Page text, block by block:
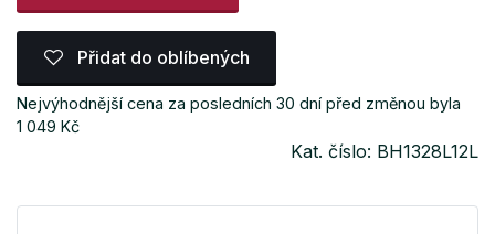
Přidat do oblíbených
Nejvýhodnější cena za posledních 30 dní před změnou byla
1 049 Kč
Kat. číslo: BH1328L12L